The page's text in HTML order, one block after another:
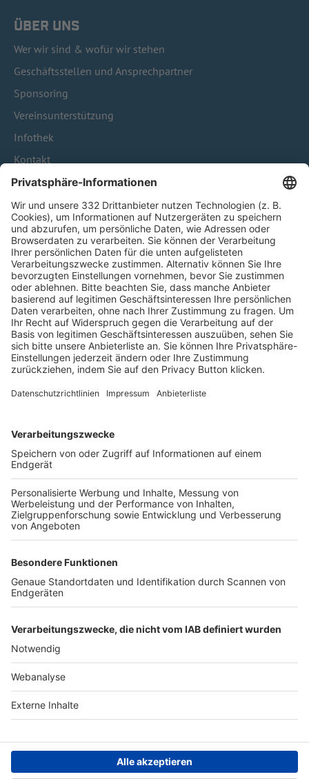
ÜBER UNS
Wer wir sind & wofür wir stehen
Geschäftsstellen und Ansprechpartner
Sponsoring
Vereinsunterstützung
Infothek
Kontakt
HÄUFIG BESUCHTE SEITEN
Pässe und Vereinswechsel
Trainerausbildung
Schulungsangebot Vereinsmitarbeiter
BFV-Geschäftsstellen
Trainerbörse
Login SpielPlus
FOLGE DEM BFV
TOP-VEREINE
TOP-PARTNER
Nutzungsbedingungen Datenschutz Impressum